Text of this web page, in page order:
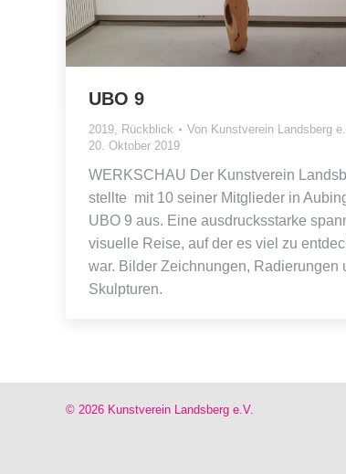
UBO 9
2019 Rückblick Von Kunstverein Landsberg
20. Oktober 2019
WERKSCHAU Der Kunstverein
stellte mit 10 seiner Mitglieder in
UBO 9 aus. Eine ausdrucksstarke
visuelle Reise, auf der es viel zu
war. Bilder Zeichnungen, Radierungen
Skulpturen.
© 2026 Kunstverein Landsberg e.V.